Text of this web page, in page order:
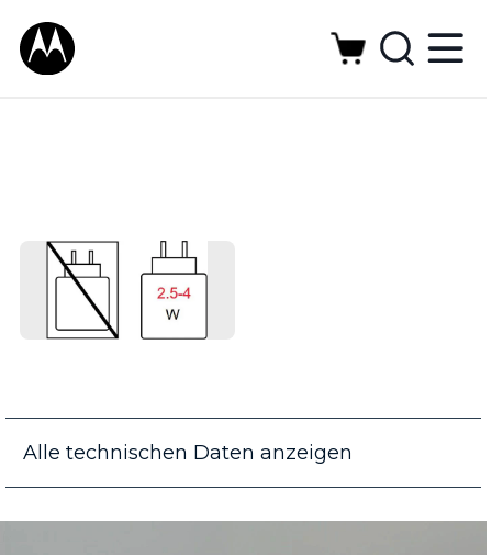
Alle technischen Daten anzeigen